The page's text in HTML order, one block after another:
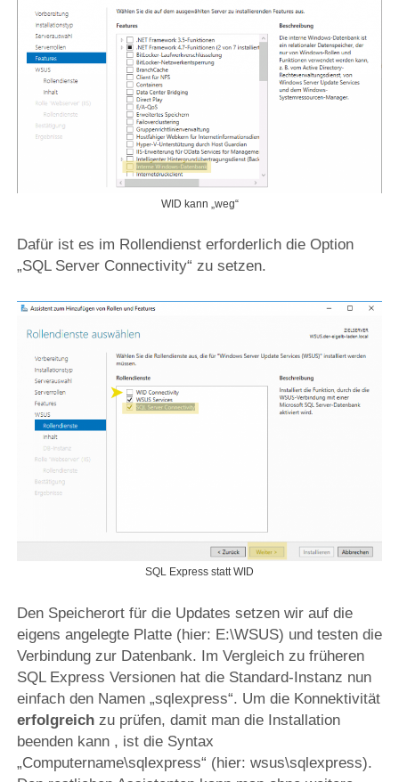
WID kann „weg“
Dafür ist es im Rollendienst erforderlich die Option
„SQL Server Connectivity“ zu setzen.
SQL Express statt WID
Den Speicherort für die Updates setzen wir auf die
eigens angelegte Platte (hier: E:\WSUS) und testen die
Verbindung zur Datenbank. Im Vergleich zu früheren
SQL Express Versionen hat die Standard-Instanz nun
einfach den Namen „sqlexpress“. Um die Konnektivität
erfolgreich zu prüfen, damit man die Installation
beenden kann , ist die Syntax
„Computername\sqlexpress“ (hier: wsus\sqlexpress).